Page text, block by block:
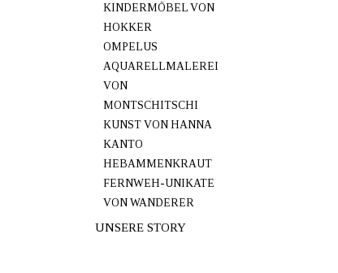
KINDERMÖBEL VON
HOKKER
OMPELUS
AQUARELLMALEREI
VON
MONTSCHITSCHI
KUNST VON HANNA
KANTO
HEBAMMENKRAUT
FERNWEH-UNIKATE
VON WANDERER
UNSERE STORY